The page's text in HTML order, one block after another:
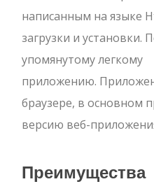
написанным на языке
загрузки и установки.
упомянутому легкому
приложению.
браузере, в основном
версию веб-
Преимущества